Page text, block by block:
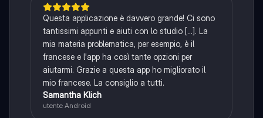
Questa applicazione è davvero grande! Ci sono
tantissimi appunti e aiuti con lo studio [...]. La
mia materia problematica, per esempio, è il
francese e l'app ha così tante opzioni per
aiutarmi. Grazie a questa app ho migliorato il
mio francese. La consiglio a tutti.
Samantha Klich
utente Android